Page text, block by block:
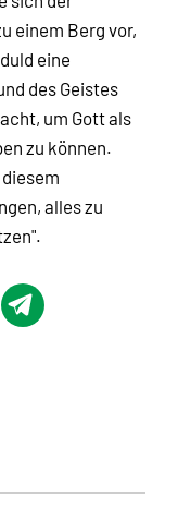
einem Berg vor,
eine
des Geistes
um Gott als
zu können.
alles zu